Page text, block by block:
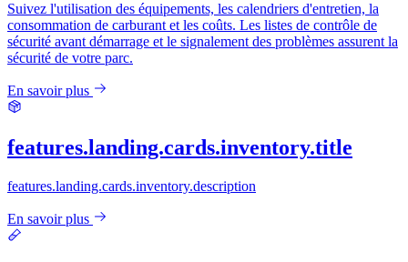
Suivez l'utilisation des équipements, les calendriers d'entretien, la
consommation de carburant et les coûts. Les listes de contrôle de
sécurité avant démarrage et le signalement des problèmes assurent la
sécurité de votre parc.
En savoir plus
features.landing.cards.inventory.title
features.landing.cards.inventory.description
En savoir plus